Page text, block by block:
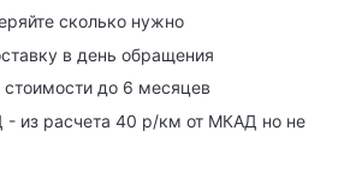
сколько нужно
в день обращения
стоимости до 6 месяцев
- из расчета 40 р/км от МКАД но не